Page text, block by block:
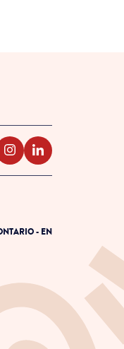
- EN